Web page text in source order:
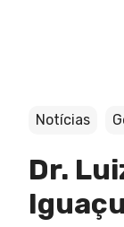
Notícias
Dr.
Iguaçu